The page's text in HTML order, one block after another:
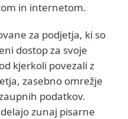
in internetom.
za podjetja, ki so
dostop za svoje
kjerkoli povezali z
zasebno omrežje
podatkov.
zunaj pisarne